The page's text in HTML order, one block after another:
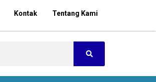
Kontak
Tentang Kami